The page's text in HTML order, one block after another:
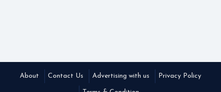
About Contact Us Advertising with us Privacy Policy